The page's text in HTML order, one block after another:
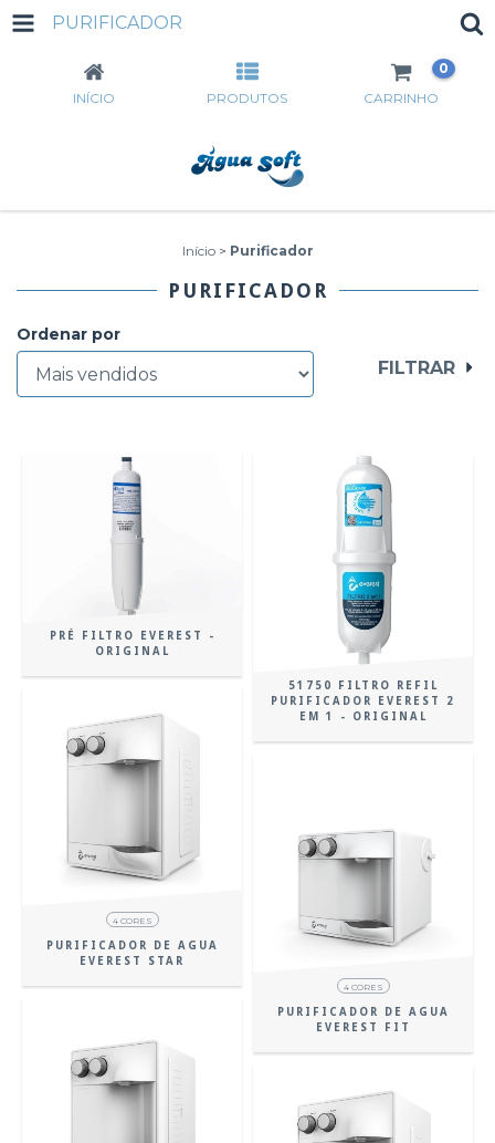
PURIFICADOR
INÍCIO PRODUTOS CARRINHO
0
Início > Purificador
PURIFICADOR
Ordenar por
FILTRAR
PRÉ FILTRO EVEREST -
ORIGINAL
51750 FILTRO REFIL
PURIFICADOR EVEREST 2
EM 1 - ORIGINAL
4 CORES
PURIFICADOR DE AGUA
EVEREST STAR
4 CORES
PURIFICADOR DE AGUA
EVEREST FIT